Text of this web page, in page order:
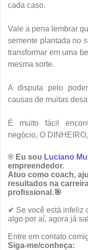
cada caso.
Vale a pena lembrar
semente plantada no
transformar em uma
mesma sorte.
A disputa pelo
causas de muitas
É muito fácil
negócio, O
® Eu sou Luciano
empreendedor.
Atuo como coach,
resultados na
profissional.🎯
✔ Se você está infeliz
algo por aí, agora já
Entre em contato
Siga-me/conheça: